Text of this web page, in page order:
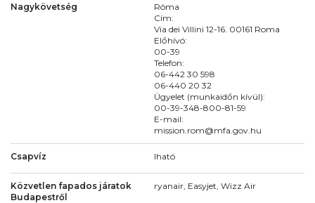
Nagykövetség
Róma
Cím:
Via dei Villini 12-16. 00161 Roma
Előhívó:
00-39
Telefon:
06-442 30 598
06-440 20 32
Ügyelet (munkaidőn kívül):
00-39-348-800-81-59
E-mail:
mission.rom@mfa.gov.hu
Csapvíz Iható
Közvetlen fapados járatok
Budapestről
ryanair, Easyjet, Wizz Air